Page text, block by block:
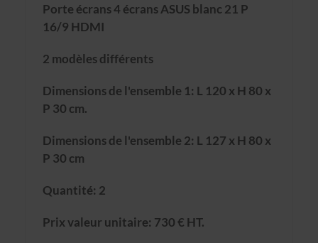
Porte écrans 4 écrans ASUS blanc 21 P
16/9 HDMI
2 modèles différents
Dimensions de l'ensemble 1: L 120 x H 80 x
P 30 cm.
Dimensions de l'ensemble 2: L 127 x H 80 x
P 30 cm
Quantité: 2
Prix valeur unitaire: 730 € HT.